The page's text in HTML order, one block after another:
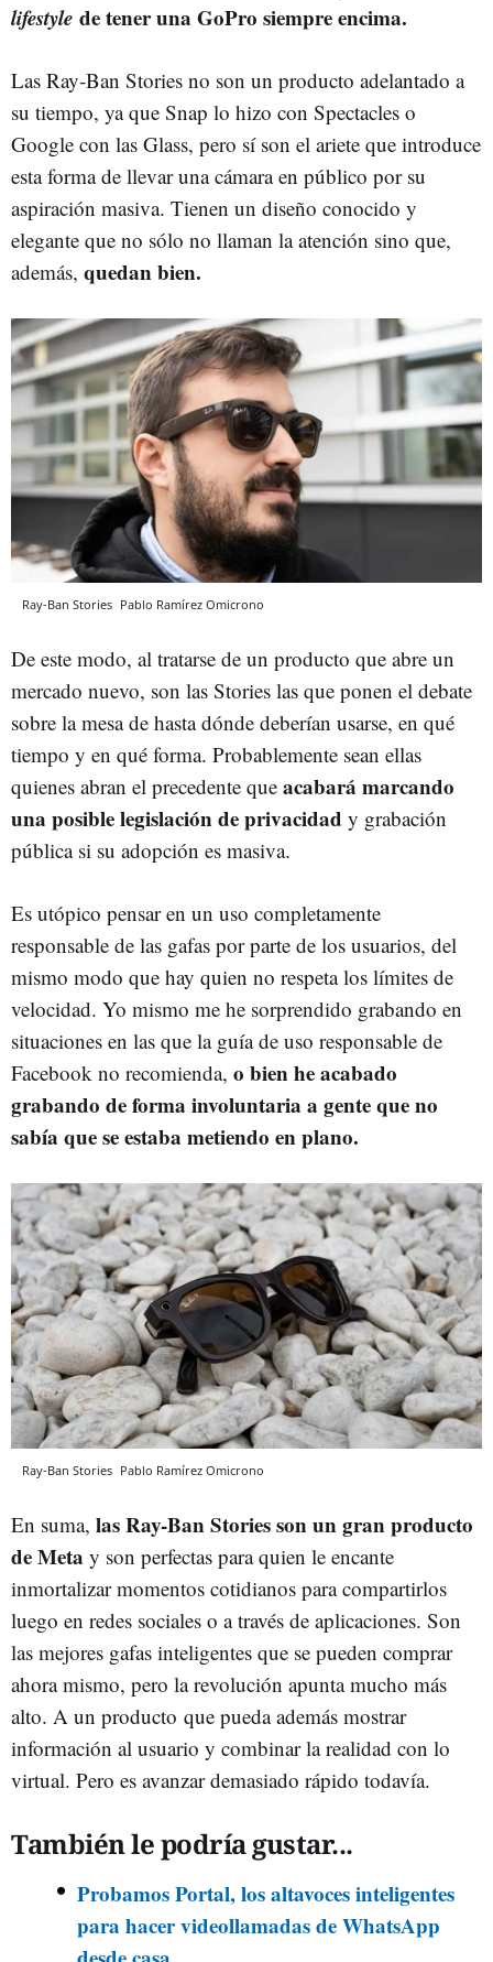
lifestyle de tener una GoPro siempre encima.
Las Ray-Ban Stories no son un producto adelantado a
su tiempo, ya que Snap lo hizo con Spectacles o
Google con las Glass, pero sí son el ariete que introduce
esta forma de llevar una cámara en público por su
aspiración masiva. Tienen un diseño conocido y
elegante que no sólo no llaman la atención sino que,
además, quedan bien.
Ray-Ban Stories Pablo Ramírez Omicrono
De este modo, al tratarse de un producto que abre un
mercado nuevo, son las Stories las que ponen el debate
sobre la mesa de hasta dónde deberían usarse, en qué
tiempo y en qué forma. Probablemente sean ellas
quienes abran el precedente que acabará marcando
una posible legislación de privacidad y grabación
pública si su adopción es masiva.
Es utópico pensar en un uso completamente
responsable de las gafas por parte de los usuarios, del
mismo modo que hay quien no respeta los límites de
velocidad. Yo mismo me he sorprendido grabando en
situaciones en las que la guía de uso responsable de
Facebook no recomienda, o bien he acabado
grabando de forma involuntaria a gente que no
sabía que se estaba metiendo en plano.
Ray-Ban Stories Pablo Ramírez Omicrono
En suma, las Ray-Ban Stories son un gran producto
de Meta y son perfectas para quien le encante
inmortalizar momentos cotidianos para compartirlos
luego en redes sociales o a través de aplicaciones. Son
las mejores gafas inteligentes que se pueden comprar
ahora mismo, pero la revolución apunta mucho más
alto. A un producto que pueda además mostrar
información al usuario y combinar la realidad con lo
virtual. Pero es avanzar demasiado rápido todavía.
También le podría gustar...
Probamos Portal, los altavoces inteligentes
para hacer videollamadas de WhatsApp